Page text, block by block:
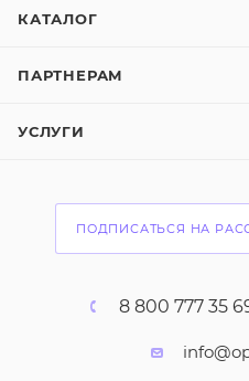
КАТАЛОГ
ПАРТНЕРАМ
УСЛУГИ
ПОДПИСАТЬСЯ НА
8 800 777 35